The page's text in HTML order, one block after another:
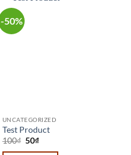
-50%
UNCATEGORIZED
Test Product
100₫ Giá
50₫Giá